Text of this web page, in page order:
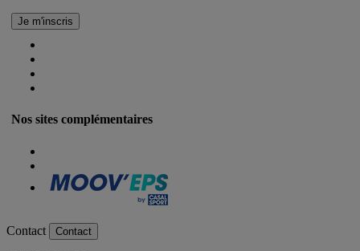
Nos sites complémentaires
Contact Contact